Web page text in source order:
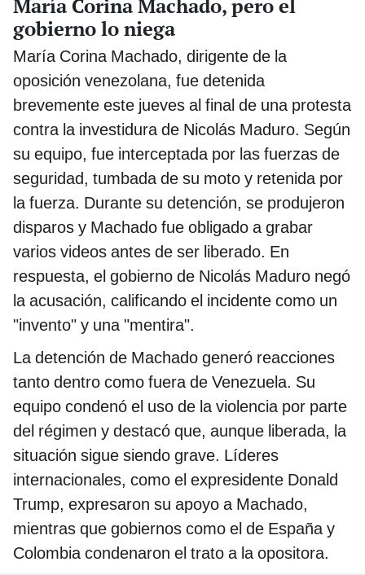
María Corina Machado, pero el
gobierno lo niega
María Corina Machado, dirigente de la
oposición venezolana, fue detenida
brevemente este jueves al final de una protesta
contra la investidura de Nicolás Maduro. Según
su equipo, fue interceptada por las fuerzas de
seguridad, tumbada de su moto y retenida por
la fuerza. Durante su detención, se produjeron
disparos y Machado fue obligado a grabar
varios videos antes de ser liberado. En
respuesta, el gobierno de Nicolás Maduro negó
la acusación, calificando el incidente como un
"invento" y una "mentira".
La detención de Machado generó reacciones
tanto dentro como fuera de Venezuela. Su
equipo condenó el uso de la violencia por parte
del régimen y destacó que, aunque liberada, la
situación sigue siendo grave. Líderes
internacionales, como el expresidente Donald
Trump, expresaron su apoyo a Machado,
mientras que gobiernos como el de España y
Colombia condenaron el trato a la opositora.